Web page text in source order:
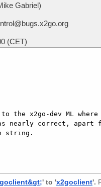
Gabriel)
(CET)
the x2go-dev ML
nearly correct, apart
string.
' to 'x2goclient'.